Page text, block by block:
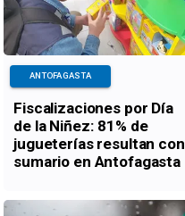
Fiscalizaciones por Día
de la Niñez: 81% de
jugueterías resultan con
sumario en Antofagasta
ANTOFAGASTA